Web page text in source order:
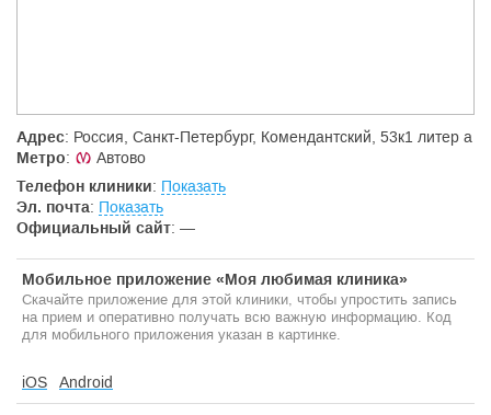
Адрес: Россия, Санкт-Петербург, Комендантский, 53к1 литер а
Метро:
Автово
Телефон клиники: Показать
Эл. почта: Показать
Официальный сайт: —
Мобильное приложение «Моя любимая клиника»
Скачайте приложение для этой клиники, чтобы упростить запись
на прием и оперативно получать всю важную информацию. Код
для мобильного приложения указан в картинке.
iOS Android